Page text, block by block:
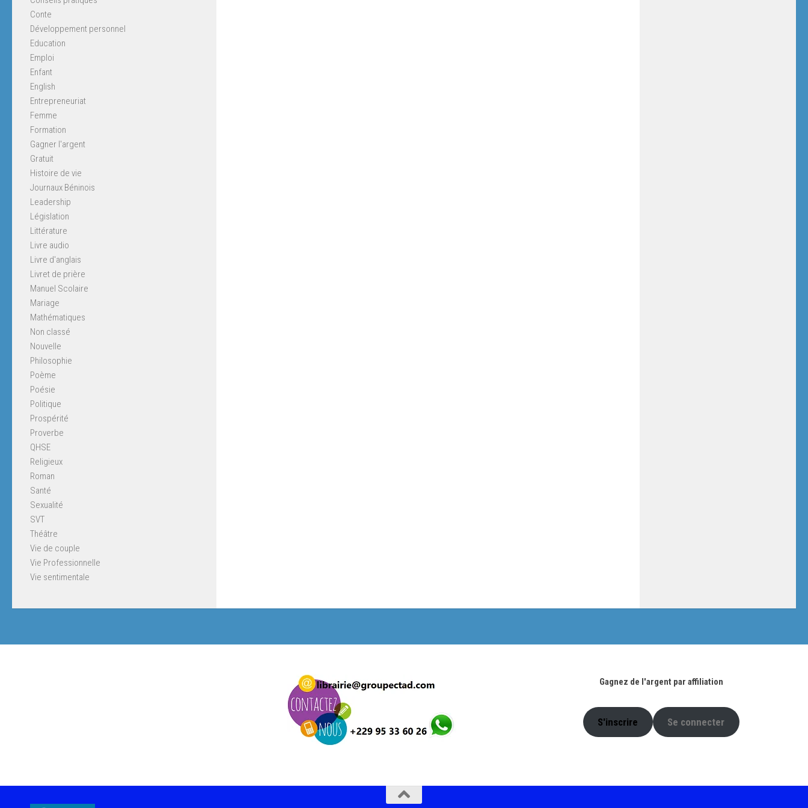
Conte
Développement personnel
Education
Emploi
Enfant
English
Entrepreneuriat
Femme
Formation
Gagner l'argent
Gratuit
Histoire de vie
Journaux Béninois
Leadership
Législation
Littérature
Livre audio
Livre d'anglais
Livret de prière
Manuel Scolaire
Mariage
Mathématiques
Non classé
Nouvelle
Philosophie
Poème
Poésie
Politique
Prospérité
Proverbe
QHSE
Religieux
Roman
Santé
Sexualité
SVT
Théâtre
Vie de couple
Vie Professionnelle
Vie sentimentale
Gagnez de l'argent par affiliation
S'inscrire Se connecter